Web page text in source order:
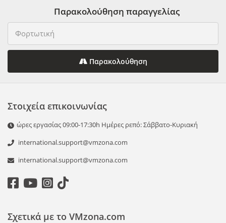
Παρακολούθηση παραγγελίας
Παρακολούθηση
Στοιχεία επικοινωνίας
ώρες εργασίας 09:00-17:30h Ημέρες ρεπό: Σάββατο-Κυριακή
international.support@vmzona.com
international.support@vmzona.com
Σχετικά με το VMzona.com